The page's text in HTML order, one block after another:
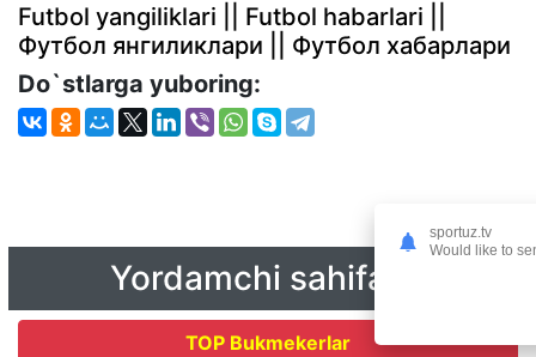
Futbol yangiliklari || Futbol habarlari ||
Футбол янгиликлари || Футбол хабарлари
Do`stlarga yuboring:
Yordamchi sahifalar
TOP Bukmekerlar
sportuz.tv
Would like to